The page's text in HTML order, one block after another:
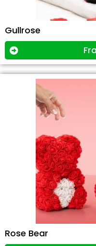
Gullrose
Rose Bear